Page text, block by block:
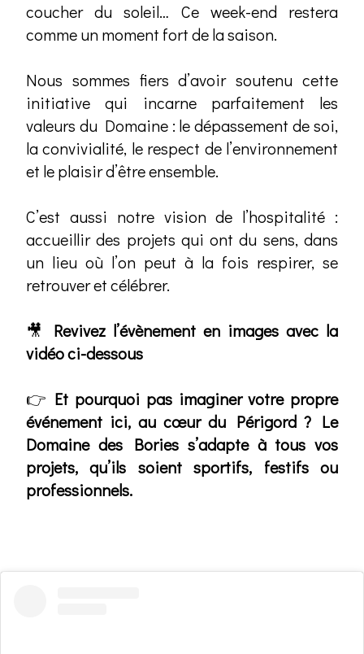
coucher du soleil… Ce week-end restera
comme un moment fort de la saison.
Nous sommes fiers d’avoir soutenu cette
initiative qui incarne parfaitement les
valeurs du Domaine : le dépassement de soi,
la convivialité, le respect de l’environnement
et le plaisir d’être ensemble.
C’est aussi notre vision de l’hospitalité :
accueillir des projets qui ont du sens, dans
un lieu où l’on peut à la fois respirer, se
retrouver et célébrer.
🎥 Revivez l’évènement en images avec la
vidéo ci-dessous
👉 Et pourquoi pas imaginer votre propre
événement ici, au cœur du Périgord ? Le
Domaine des Bories s’adapte à tous vos
projets, qu’ils soient sportifs, festifs ou
professionnels.